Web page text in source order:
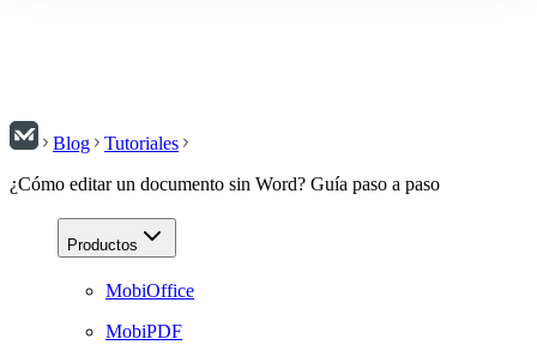
Blog
Tutoriales
¿Cómo editar un documento sin Word? Guía paso a paso
Productos
MobiOffice
MobiPDF